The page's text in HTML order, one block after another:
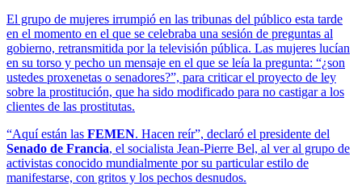
El grupo de mujeres irrumpió en las tribunas del público esta tarde
en el momento en el que se celebraba una sesión de preguntas al
gobierno, retransmitida por la televisión pública. Las mujeres lucían
en su torso y pecho un mensaje en el que se leía la pregunta: “¿son
ustedes proxenetas o senadores?”, para criticar el proyecto de ley
sobre la prostitución, que ha sido modificado para no castigar a los
clientes de las prostitutas.
“Aquí están las FEMEN. Hacen reír”, declaró el presidente del
Senado de Francia, el socialista Jean-Pierre Bel, al ver al grupo de
activistas conocido mundialmente por su particular estilo de
manifestarse, con gritos y los pechos desnudos.